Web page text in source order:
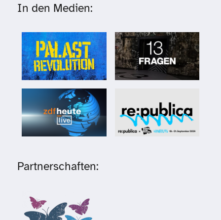
In den Medien:
Partnerschaften: